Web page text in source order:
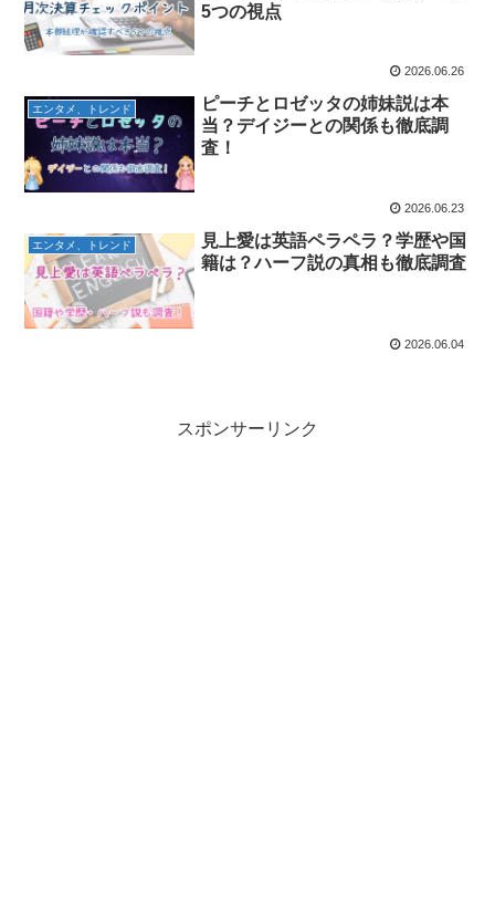
5つの視点
2026.06.26
エンタメ、トレンド
ピーチとロゼッタの姉妹説は本
当？デイジーとの関係も徹底調
査！
2026.06.23
エンタメ、トレンド
見上愛は英語ペラペラ？学歴や国
籍は？ハーフ説の真相も徹底調査
2026.06.04
スポンサーリンク